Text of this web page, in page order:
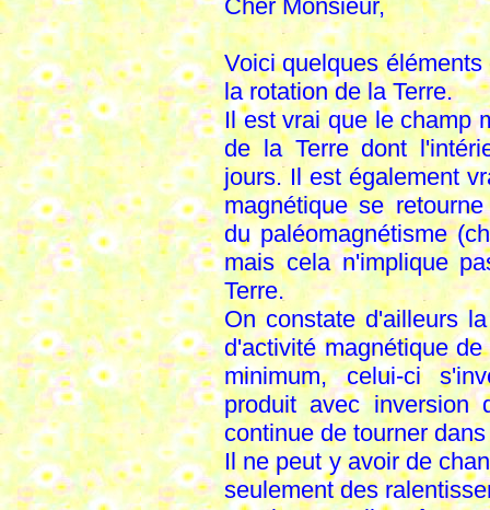
Cher Monsieur,
Voici quelques
la rotation de la Terre.
Il est vrai que le champ
de la Terre dont
jours. Il est également
magnétique se
du paléomagnétisme
mais cela n'implique
Terre.
On constate d'ailleurs
d'activité magnétique
minimum, celui-ci
produit avec inversion
continue de tourner
Il ne peut y avoir de
seulement des